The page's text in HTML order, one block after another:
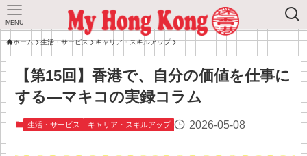
MENU
ホーム 生活・サービス キャリア・スキルアップ
【第15回】香港で、自分の価値を仕事に
する—マキコの実録コラム
生活・サービス キャリア・スキルアップ 2026-05-08